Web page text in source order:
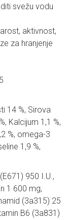
svežu vodu
aktivnost,
za hranjenje
14 %, Sirova
Kalcijum 1,1 %,
%, omega-3
1,9 %,
950 I.U.,
1 600 mg,
(3a315) 25
B6 (3a831)